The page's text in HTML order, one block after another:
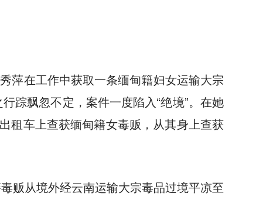
萍在工作中获取一条缅甸籍妇女运输大宗
踪飘忽不定，案件一度陷入“绝境”。在她
租车上查获缅甸籍女毒贩，从其身上查获
贩从境外经云南运输大宗毒品过境平凉至